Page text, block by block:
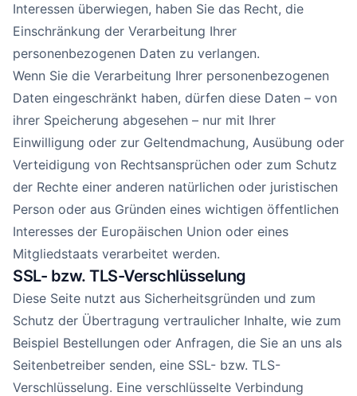
Interessen überwiegen, haben Sie das Recht, die
Einschränkung der Verarbeitung Ihrer
personenbezogenen Daten zu verlangen.
Wenn Sie die Verarbeitung Ihrer personenbezogenen
Daten eingeschränkt haben, dürfen diese Daten – von
ihrer Speicherung abgesehen – nur mit Ihrer
Einwilligung oder zur Geltendmachung, Ausübung oder
Verteidigung von Rechtsansprüchen oder zum Schutz
der Rechte einer anderen natürlichen oder juristischen
Person oder aus Gründen eines wichtigen öffentlichen
Interesses der Europäischen Union oder eines
Mitgliedstaats verarbeitet werden.
SSL- bzw. TLS-Verschlüsselung
Diese Seite nutzt aus Sicherheitsgründen und zum
Schutz der Übertragung vertraulicher Inhalte, wie zum
Beispiel Bestellungen oder Anfragen, die Sie an uns als
Seitenbetreiber senden, eine SSL- bzw. TLS-
Verschlüsselung. Eine verschlüsselte Verbindung